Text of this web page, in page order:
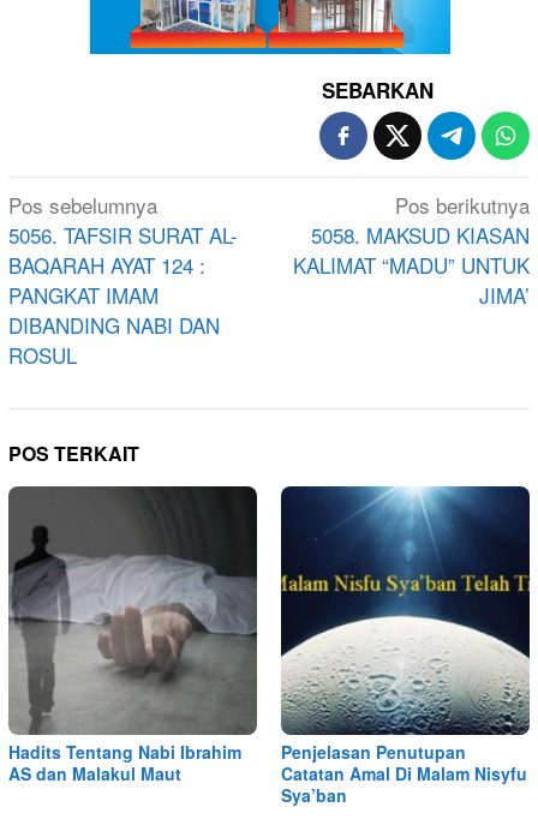
SEBARKAN
Navigasi
pos
Pos sebelumnya
5056. TAFSIR SURAT AL-
BAQARAH AYAT 124 :
PANGKAT IMAM
DIBANDING NABI DAN
ROSUL
Pos berikutnya
5058. MAKSUD KIASAN
KALIMAT “MADU” UNTUK
JIMA’
POS TERKAIT
Hadits Tentang Nabi Ibrahim
AS dan Malakul Maut
Penjelasan Penutupan
Catatan Amal Di Malam Nisyfu
Sya’ban